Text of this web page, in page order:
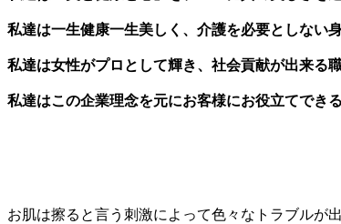
私達は一生健康一生美しく、 介護を必要としない
私達は女性がプロとして輝き、社会貢献が出来る
私達はこの企業理念を元にお客様にお役立てでき
お肌は擦ると言う刺激によって色々なトラブルが出